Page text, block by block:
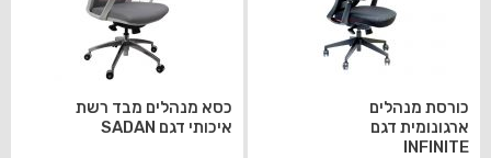
כורסת מנהלים
ארגונומית דגם
INFINITE
כסא מנהלים מבד רשת
איכותי דגם SADAN